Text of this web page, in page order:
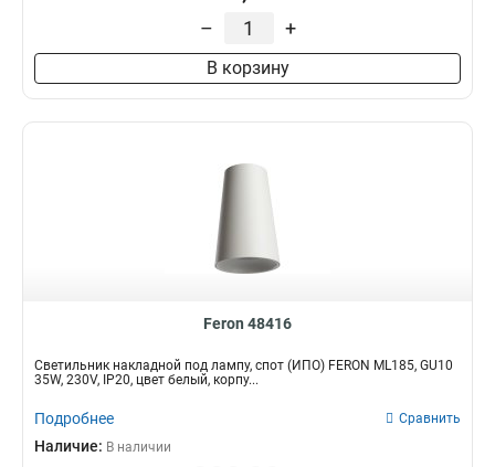
– +
В корзину
Feron 48416
Светильник накладной под лампу, спот (ИПО) FERON ML185, GU10
35W, 230V, IP20, цвет белый, корпу...
Подробнее Сравнить
Наличие: В наличии